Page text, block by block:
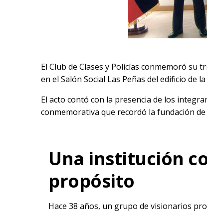
El Club de Clases y Policías conmemoró su
en el Salón Social Las Peñas del edificio de
El acto contó con la presencia de los
conmemorativa que recordó la fundación
Una institución
propósito
Hace 38 años, un grupo de visionarios